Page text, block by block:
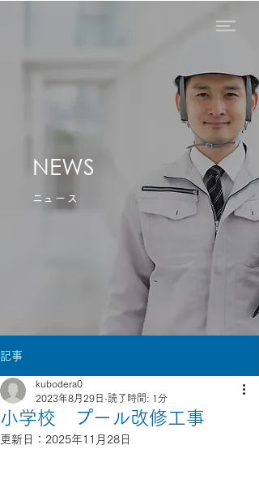
NEWS
​ニュース
記事
小学校 プール改修工事
kubodera0
2023年8月29日 読了時間: 1分
更新日： 2025年11月28日